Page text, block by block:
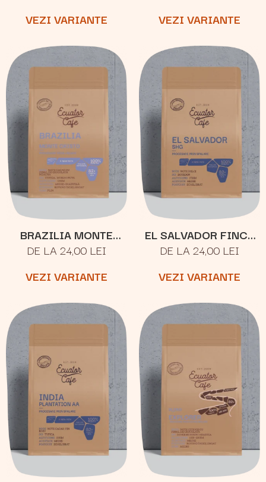
VEZI VARIANTE
KERCHANSHE
VEZI VARIANTE
BRAZILIA MONTE
CRISTO
DE LA 24,00 LEI
VEZI VARIANTE
EL SALVADOR FINCA
JOYA
DE LA 24,00 LEI
VEZI VARIANTE